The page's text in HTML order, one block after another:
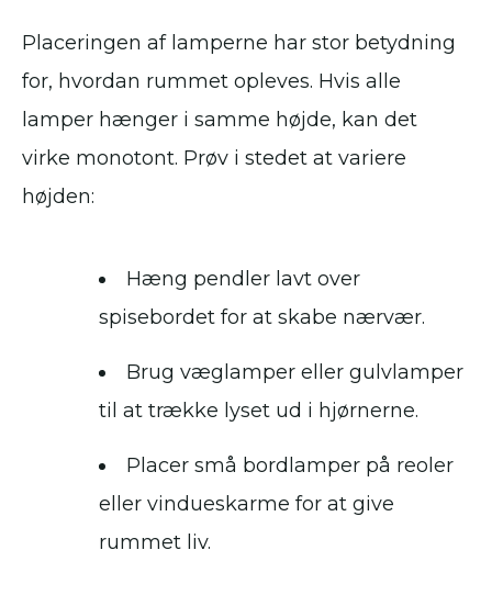
Placeringen af lamperne har stor betydning
for, hvordan rummet opleves. Hvis alle
lamper hænger i samme højde, kan det
virke monotont. Prøv i stedet at variere
højden:
Hæng pendler lavt over
spisebordet for at skabe nærvær.
Brug væglamper eller gulvlamper
til at trække lyset ud i hjørnerne.
Placer små bordlamper på reoler
eller vindueskarme for at give
rummet liv.